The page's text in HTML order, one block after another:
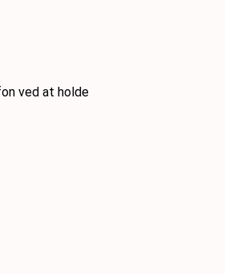
ved at holde